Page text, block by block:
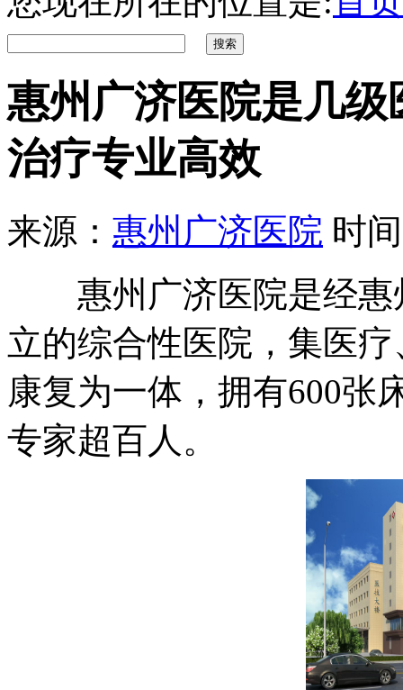
惠州广济医院是几
治疗专业高效
来源： 惠州广济医院 时
惠州广济医院是经惠
立的综合性医院，集医
康复为一体，拥有600张
专家超百人。